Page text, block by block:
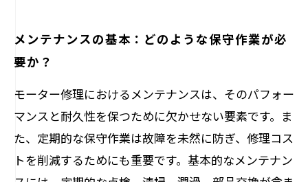
メンテナンスの基本：どのような保守作業が必
要か？
モーター修理におけるメンテナンスは、そのパフォー
マンスと耐久性を保つために欠かせない要素です。ま
た、定期的な保守作業は故障を未然に防ぎ、修理コス
トを削減するためにも重要です。基本的なメンテナン